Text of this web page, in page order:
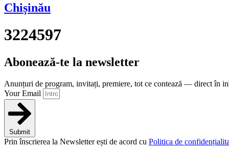
Chișinău
3224597
Abonează-te la newsletter
Anunțuri de program, invitați, premiere, tot ce contează — direct în
Your Email
Submit
Prin înscrierea la Newsletter ești de acord cu Politica de